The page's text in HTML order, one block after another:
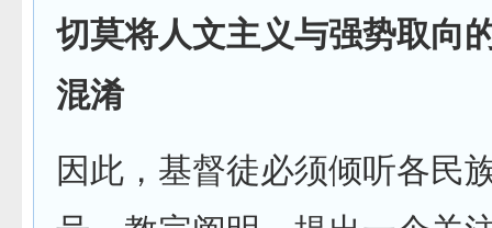
切莫将人文主义与强势取向
混淆
因此，基督徒必须倾听各民